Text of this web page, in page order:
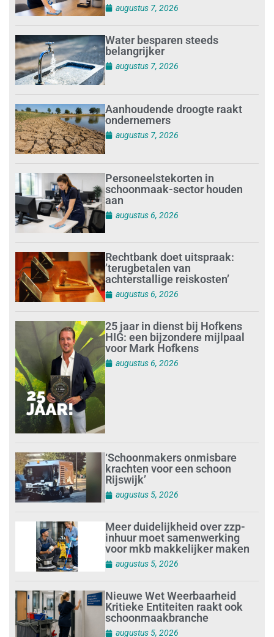
augustus 7, 2026
Water besparen steeds
belangrijker
augustus 7, 2026
Aanhoudende droogte raakt
ondernemers
augustus 7, 2026
Personeelstekorten in
schoonmaak-sector houden
aan
augustus 6, 2026
Rechtbank doet uitspraak:
’terugbetalen van
achterstallige reiskosten’
augustus 6, 2026
25 jaar in dienst bij Hofkens
HIG: een bijzondere mijlpaal
voor Mark Hofkens
augustus 6, 2026
‘Schoonmakers onmisbare
krachten voor een schoon
Rijswijk’
augustus 5, 2026
Meer duidelijkheid over zzp-
inhuur moet samenwerking
voor mkb makkelijker maken
augustus 5, 2026
Nieuwe Wet Weerbaarheid
Kritieke Entiteiten raakt ook
schoonmaakbranche
augustus 5, 2026